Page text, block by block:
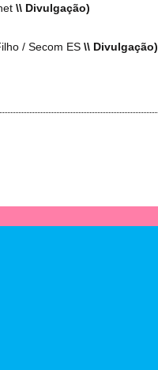
\\ Divulgação)
/ Secom ES \\ Divulgação)